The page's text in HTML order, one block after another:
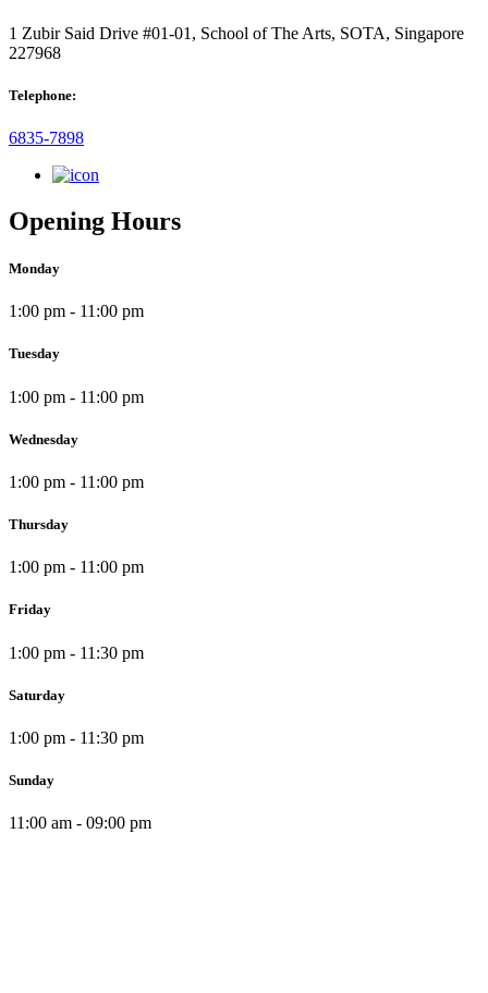
1 Zubir Said Drive #01-01, School of The Arts, SOTA, Singapore
227968
Telephone:
6835-7898
Opening Hours
Monday
1:00 pm - 11:00 pm
Tuesday
1:00 pm - 11:00 pm
Wednesday
1:00 pm - 11:00 pm
Thursday
1:00 pm - 11:00 pm
Friday
1:00 pm - 11:30 pm
Saturday
1:00 pm - 11:30 pm
Sunday
11:00 am - 09:00 pm